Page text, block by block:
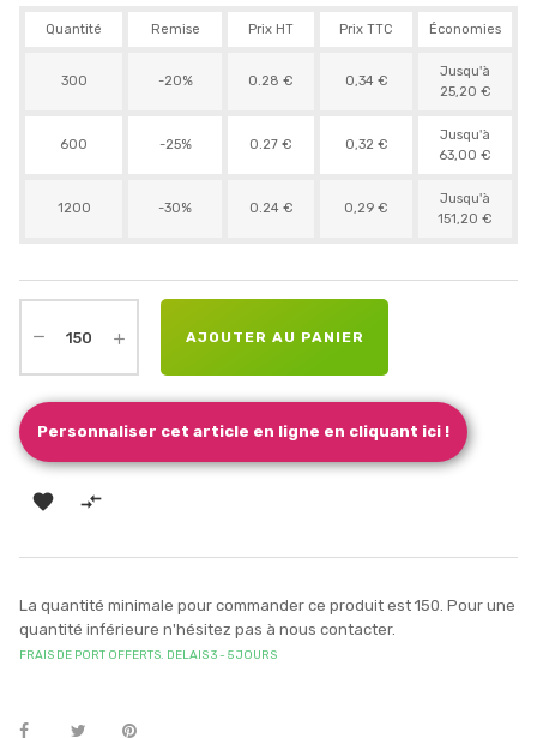
Quantité Remise Prix HT Prix TTC Économies
300 -20% 0.28 € 0,34 €
Jusqu'à
25,20 €
600 -25% 0.27 € 0,32 €
Jusqu'à
63,00 €
1200 -30% 0.24 € 0,29 €
Jusqu'à
151,20 €
AJOUTER AU PANIER
Personnaliser cet article en ligne en cliquant ici !
 
La quantité minimale pour commander ce produit est 150. Pour une
quantité inférieure n'hésitez pas à nous contacter.
FRAIS DE PORT OFFERTS. DELAIS 3 - 5 JOURS